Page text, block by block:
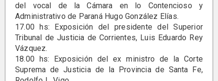
del vocal de la Cámara en lo Contencioso y
Administrativo de Paraná Hugo González Elías.
17.00 hs: Exposición del presidente del Superior
Tribunal de Justicia de Corrientes, Luis Eduardo Rey
Vázquez.
18.00 hs: Exposición del ex ministro de la Corte
Suprema de Justicia de la Provincia de Santa Fe,